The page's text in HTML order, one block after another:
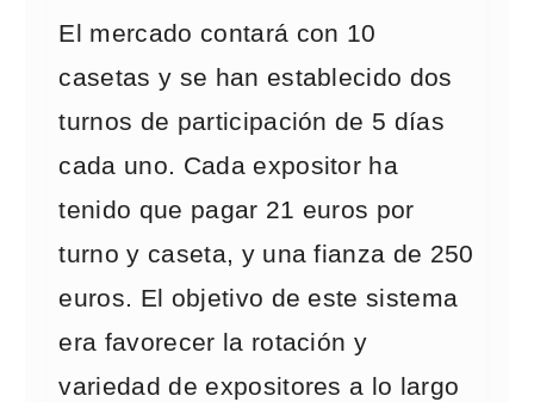
El mercado contará con 10
casetas y se han establecido dos
turnos de participación de 5 días
cada uno. Cada expositor ha
tenido que pagar 21 euros por
turno y caseta, y una fianza de 250
euros. El objetivo de este sistema
era favorecer la rotación y
variedad de expositores a lo largo